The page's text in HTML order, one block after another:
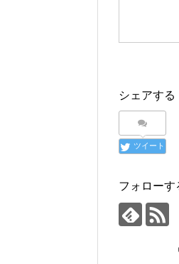
シェアする
ツイート
フォローす